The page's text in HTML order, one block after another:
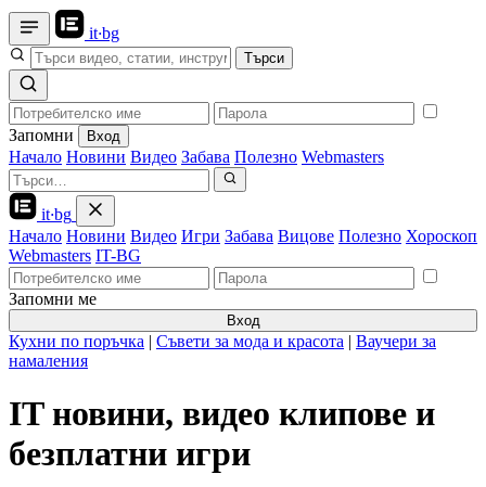
it·bg
Търси
Запомни Вход
Начало Новини Видео Забава Полезно Webmasters
it·bg
Начало Новини Видео Игри Забава Вицове Полезно Хороскоп
Webmasters IT-BG
Запомни ме
Вход
Кухни по поръчка | Съвети за мода и красота | Ваучери за
намаления
IT новини, видео клипове и
безплатни игри